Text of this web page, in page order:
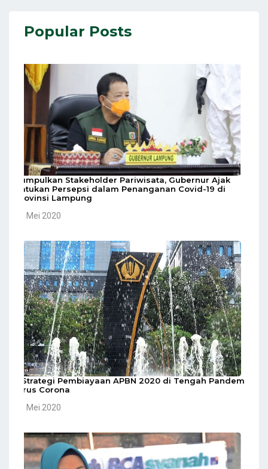
Popular Posts
Kumpulkan Stakeholder Pariwisata, Gubernur Ajak
Satukan Persepsi dalam Penanganan Covid-19 di
Provinsi Lampung
10 Mei 2020
5 Strategi Pembiayaan APBN 2020 di Tengah Pandemi
Virus Corona
10 Mei 2020